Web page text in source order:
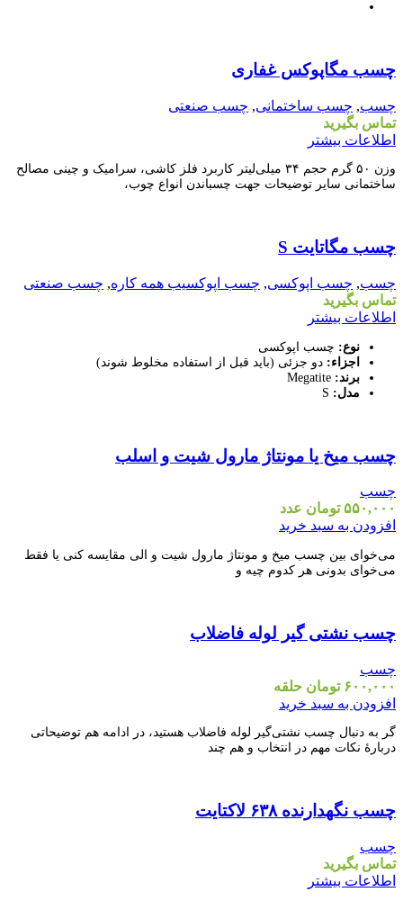
نمایش سریع
چسب مگاپوکس غفاری
چسب, چسب ساختمانی, چسب صنعتی
تماس بگیرید
اطلاعات بیشتر
وزن ۵۰ گرم حجم ۳۴ میلی‌لیتر کاربرد فلز کاشی، سرامیک و چینی مصالح
ساختمانی سایر توضیحات جهت چسباندن انواع چوب،
نمایش سریع
چسب مگاتایت S
چسب, چسب اپوکسی, چسب اپوکسیب همه کاره, چسب صنعتی
تماس بگیرید
اطلاعات بیشتر
نوع: چسب اپوکسی
اجزاء: دو جزئی (باید قبل از استفاده مخلوط شوند)
برند:
مدل:
نمایش سریع
چسب میخ یا مونتاژ مارول شیت و اسلب
چسب
۵۵۰,۰۰۰ تومان عدد
افزودن به سبد خرید
می‌خوای بین چسب میخ و مونتاژ مارول شیت و الی مقایسه کنی یا فقط
می‌خوای بدونی هر کدوم چیه و
نمایش سریع
چسب نشتی گیر لوله فاضلاب
چسب
۶۰۰,۰۰۰ تومان حلقه
افزودن به سبد خرید
گر به دنبال چسب نشتی‌گیر لوله فاضلاب هستید، در ادامه هم توضیحاتی
درباره‌ٔ نکات مهم در انتخاب و هم چند
نمایش سریع
چسب نگهدارنده ۶۳۸ لاکتایت
چسب
تماس بگیرید
اطلاعات بیشتر